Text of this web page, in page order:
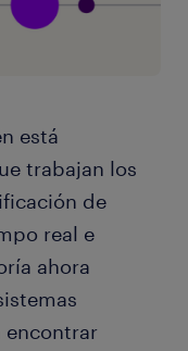
está
trabajan los
de
real e
ahora
encontrar